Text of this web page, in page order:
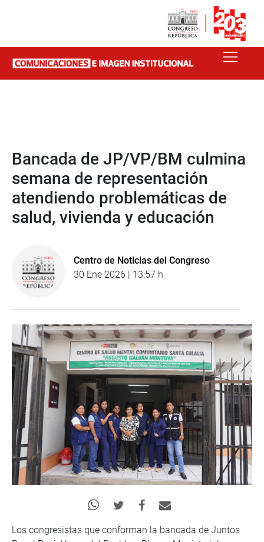
Bancada de JP/VP/BM culmina
semana de representación
atendiendo problemáticas de
salud, vivienda y educación
Centro de Noticias del Congreso
30 Ene 2026 | 13:57 h
Los congresistas que conforman la bancada de Juntos